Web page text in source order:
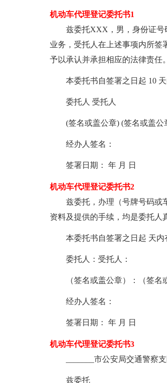
机动车代理登记委托书1
兹委托XXX，男，身份证
业务，受托人在上述事项内所签
予以承认并承担相应的法律责任。
本委托书自签署之日起 10 天
委托人 受托人
(签名或盖公章) (签名或盖公
经办人签名：
签署日期： 年 月 日
机动车代理登记委托书2
兹委托，办理（号牌号码或
资料及提供的手续，均是委托人
本委托书自签署之日起 天内
委托人：受托人：
（签名或盖公章）：（签名
经办人签名：
签署日期： 年 月 日
机动车代理登记委托书3
_______市公安局交通警察
兹委托